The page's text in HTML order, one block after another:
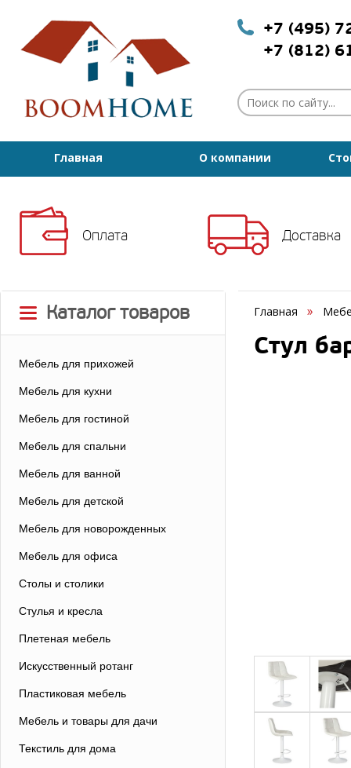
+7 (495)
+7 (812)
Главная О компании
Оплата Доставка
Каталог товаров
Мебель для прихожей
Мебель для кухни
Мебель для гостиной
Мебель для спальни
Мебель для ванной
Мебель для детской
Мебель для новорожденных
Мебель для офиса
Столы и столики
Стулья и кресла
Плетеная мебель
Искусственный ротанг
Пластиковая мебель
Мебель и товары для дачи
Текстиль для дома
Главная
Стул